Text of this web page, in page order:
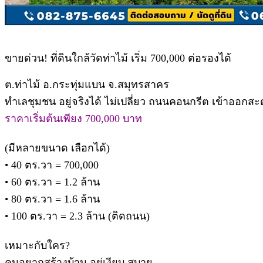
ขายด่วน! ที่ดินใกล้วัดท่าไม้ เริ่ม 700,000 ต่อรองได้
ต.ท่าไม้ อ.กระทุ่มแบน จ.สมุทรสาคร
ทำเลชุมชน อยู่จริงได้ ไม่เปลี่ยว ถนนคอนกรีต เข้าออกสะ
ราคาเริ่มต้นเพียง 700,000 บาท
(มีหลายขนาด เลือกได้)
• 40 ตร.วา = 700,000
• 60 ตร.วา = 1.2 ล้าน
• 80 ตร.วา = 1.6 ล้าน
• 100 ตร.วา = 2.3 ล้าน (ติดถนน)
เหมาะกับใคร?